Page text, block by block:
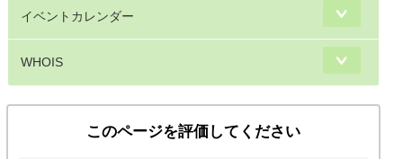
イベントカレンダー
WHOIS
このページを評価してください